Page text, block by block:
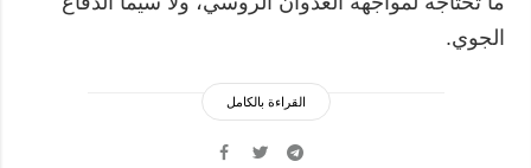
الجوي.
القراءة بالكامل